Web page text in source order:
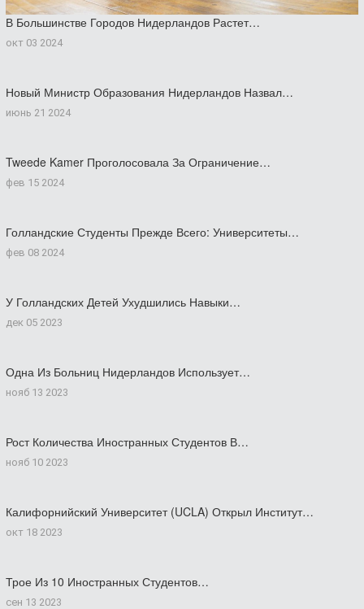
В Большинстве Городов Нидерландов Растет…
окт 03 2024
Новый Министр Образования Нидерландов Назвал…
июнь 21 2024
Tweede Kamer Проголосовала За Ограничение…
фев 15 2024
Голландские Студенты Прежде Всего: Университеты…
фев 08 2024
У Голландских Детей Ухудшились Навыки…
дек 05 2023
Одна Из Больниц Нидерландов Использует…
нояб 13 2023
Рост Количества Иностранных Студентов В…
нояб 10 2023
Калифорнийский Университет (UCLA) Открыл Институт…
окт 18 2023
Трое Из 10 Иностранных Студентов…
сен 13 2023